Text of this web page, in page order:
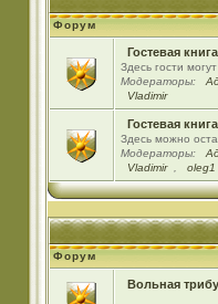
Форум
Гостевая книга
Здесь гости
Модераторы:
Vladimir
Гостевая
Здесь можно
Модераторы:
Vladimir
oleg1
Форум
Вольная